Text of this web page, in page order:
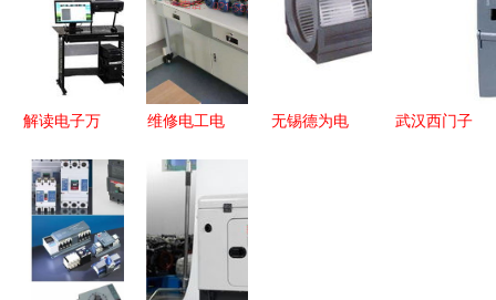
气设备的深
度融合实践
教学中的应
用与实践
备汇总
解读电子万
万能试验机
选购指南
电气设备可
靠性的科学
维修电工电
实训考核装
置的建设与
应用
无锡德为电
武汉西门子